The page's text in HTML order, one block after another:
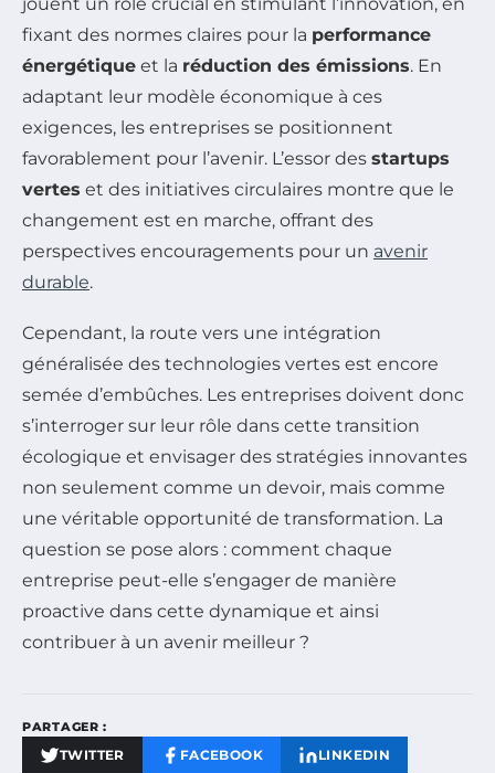
jouent un rôle crucial en stimulant l’innovation, en
fixant des normes claires pour la performance
énergétique et la réduction des émissions. En
adaptant leur modèle économique à ces
exigences, les entreprises se positionnent
favorablement pour l’avenir. L’essor des startups
vertes et des initiatives circulaires montre que le
changement est en marche, offrant des
perspectives encouragements pour un avenir
durable.
Cependant, la route vers une intégration
généralisée des technologies vertes est encore
semée d’embûches. Les entreprises doivent donc
s’interroger sur leur rôle dans cette transition
écologique et envisager des stratégies innovantes
non seulement comme un devoir, mais comme
une véritable opportunité de transformation. La
question se pose alors : comment chaque
entreprise peut-elle s’engager de manière
proactive dans cette dynamique et ainsi
contribuer à un avenir meilleur ?
PARTAGER :
TWITTER FACEBOOK LINKEDIN